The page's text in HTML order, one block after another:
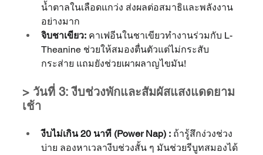
น้ำตาลในเลือดแกว่ง ส่งผลต่อสมาธิและพลังงาน
อย่างมาก
จิบชาเขียว: คาเฟอีนในชาเขียวทำงานร่วมกับ L-
Theanine ช่วยให้สมองตื่นตัวแต่ไม่กระสับ
กระส่าย แถมยังช่วยเผาผลาญไขมัน!
> วันที่ 3: งีบช่วงพักและสัมผัสแสงแดดยาม
เช้า
งีบไม่เกิน 20 นาที (Power Nap) : ถ้ารู้สึกง่วงช่วง
บ่าย ลองหาเวลางีบช่วงสั้น ๆ มันช่วยรีบูทสมองได้